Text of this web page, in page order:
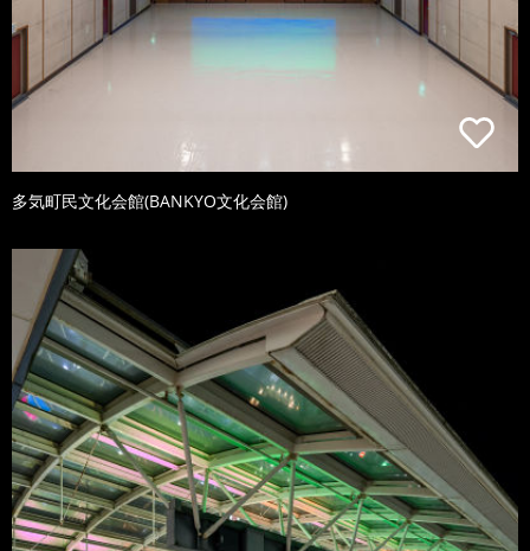
多気町民文化会館(BANKYO文化会館)